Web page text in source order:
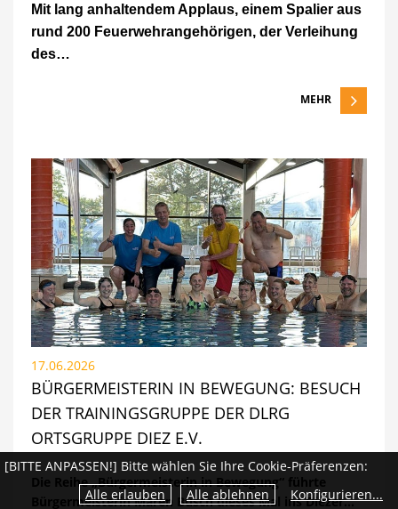
Mit lang anhaltendem Applaus, einem Spalier aus
rund 200 Feuerwehrangehörigen, der Verleihung
des…
MEHR
17.06.2026
BÜRGERMEISTERIN IN BEWEGUNG: BESUCH
DER TRAININGSGRUPPE DER DLRG
ORTSGRUPPE DIEZ E.V.
Die Reihe „Bürgermeisterin in Bewegung“ führte
Bürgermeisterin Maren Busch dieses Mal ins Diezer…
[BITTE ANPASSEN!] Bitte wählen Sie Ihre Cookie-Präferenzen: